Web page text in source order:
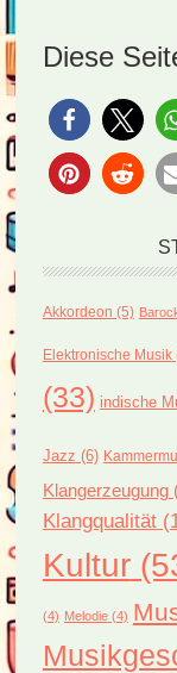
Diese
Akkordeon (5)
Elektronische Musik
(33) indische
Jazz (6)
Klangerzeugung
Klangqualität
Kultur
(4) Melodie(4)